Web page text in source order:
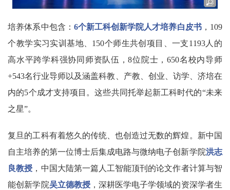
培养体系中包含： 6个新工科创新学院人才培养白皮书，109
个教学实习实训基地、150个师生共创项目、一支1193人的
高水平跨学科强协同师资队伍，8位院士，650名校内导师
+543名行业导师以及涵盖科教、产教、创业、访学、济培在
内的5个成才支持项目。这些共同托举起新工科时代的“未来
之星”。
复旦的工科有着悠久的传统、也创造过无数的辉煌。新中国
自主培养的第一位博士后集成电路与微纳电子创新学院洪志
良教授 ，中国大陆第一篇人工智能顶刊的论文作者计算与智
能创新学院吴立德教授，深耕医学电子学领域的资深学者生